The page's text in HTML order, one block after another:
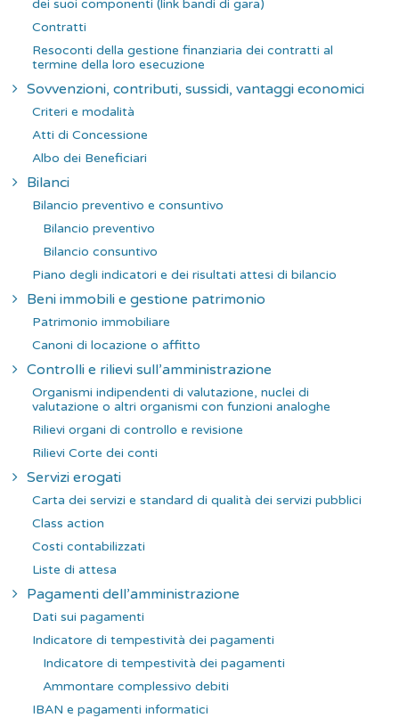
dei suoi componenti (link bandi di gara)
Contratti
Resoconti della gestione finanziaria dei contratti al
termine della loro esecuzione
Sovvenzioni, contributi, sussidi, vantaggi economici
Criteri e modalità
Atti di Concessione
Albo dei Beneficiari
Bilanci
Bilancio preventivo e consuntivo
Bilancio preventivo
Bilancio consuntivo
Piano degli indicatori e dei risultati attesi di bilancio
Beni immobili e gestione patrimonio
Patrimonio immobiliare
Canoni di locazione o affitto
Controlli e rilievi sull’amministrazione
Organismi indipendenti di valutazione, nuclei di
valutazione o altri organismi con funzioni analoghe
Rilievi organi di controllo e revisione
Rilievi Corte dei conti
Servizi erogati
Carta dei servizi e standard di qualità dei servizi pubblici
Class action
Costi contabilizzati
Liste di attesa
Pagamenti dell’amministrazione
Dati sui pagamenti
Indicatore di tempestività dei pagamenti
Indicatore di tempestività dei pagamenti
Ammontare complessivo debiti
IBAN e pagamenti informatici